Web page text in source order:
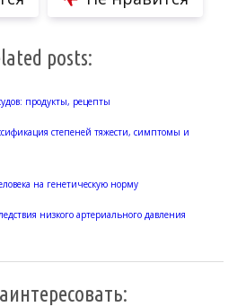
posts:
продукты, рецепты
степеней тяжести, симптомы и
на генетическую норму
низкого артериального давления